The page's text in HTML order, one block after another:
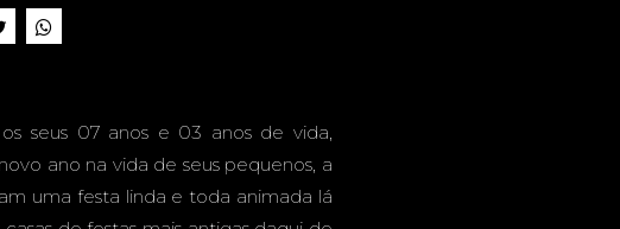
PARK
seus 07 anos e 03 anos de vida,
ano na vida de seus pequenos, a
uma festa linda e toda animada lá